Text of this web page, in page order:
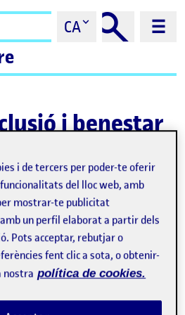
CA
i benestar
i de tercers per poder-te oferir
del lloc web, amb
mostrar-te publicitat
un perfil elaborat a partir dels
Pots acceptar, rebutjar o
fent clic a sota, o obtenir-
nostra política de cookies.